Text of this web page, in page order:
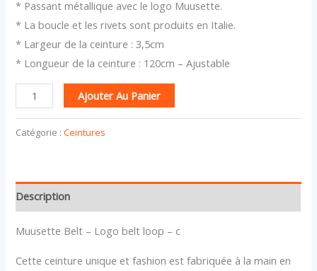
* Passant métallique avec le logo Muusette.
* La boucle et les rivets sont produits en Italie.
* Largeur de la ceinture : 3,5cm
* Longueur de la ceinture : 120cm – Ajustable
Ajouter Au Panier
Catégorie :Ceintures
Description
Muusette Belt – Logo belt loop – c
Cette ceinture unique et fashion est fabriquée à la main en